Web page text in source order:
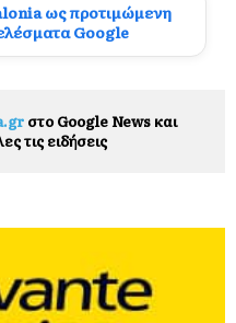
ως προτιμώμενη
Google
στο Google News και
τις ειδήσεις